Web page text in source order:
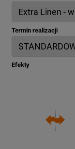
Termin realizacji
Efekty